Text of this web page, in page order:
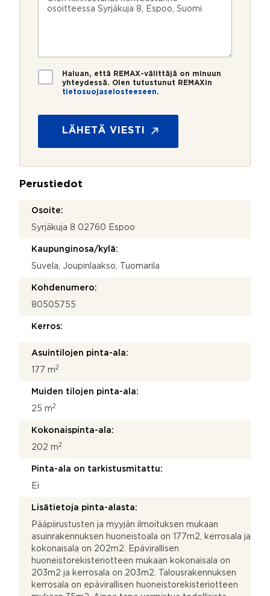
o
*
i
*
T
i
o
*
Haluan, että REMAX-välittäjä on minuun
yhteydessä. Olen tutustunut REMAXin
tietosuojaselosteeseen.
o
e
k
e
?
LÄHETÄ VIESTI
Perustiedot
Osoite:
Syrjäkuja 8 02760 Espoo
Kaupunginosa/kylä:
Suvela, Joupinlaakso, Tuomarila
Kohdenumero:
80505755
Kerros:
Asuintilojen pinta-ala:
177 m2
Muiden tilojen pinta-ala:
25 m2
Kokonaispinta-ala:
202 m2
Pinta-ala on tarkistusmitattu:
Ei
Lisätietoja pinta-alasta:
Pääpiirustusten ja myyjän ilmoituksen mukaan
asuinrakennuksen huoneistoala on 177m2, kerrosala ja
kokonaisala on 202m2. Epävirallisen
huoneistorekisteriotteen mukaan kokonaisala on
203m2 ja kerrosala on 203m2. Talousrakennuksen
kerrosala on epävirallisen huoneistorekisteriotteen